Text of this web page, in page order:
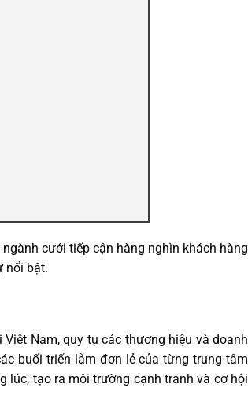
cưới tiếp cận hàng nghìn khách hàng
nổi bật.
Nam, quy tụ các thương hiệu và doanh
buổi triển lãm đơn lẻ của từng trung tâm
lúc, tạo ra môi trường cạnh tranh và cơ hội